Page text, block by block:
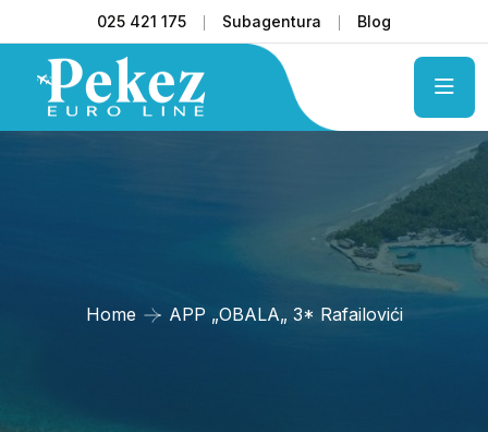
025 421 175 Subagentura Blog
Home APP „OBALA„ 3* Rafailovići